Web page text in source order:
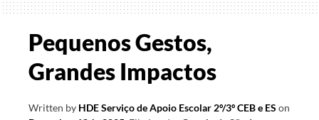
nos
criativos
Pequenos Gestos,
Grandes Impactos
Written by HDE Serviço de Apoio Escolar 2º/3º CEB e ES on